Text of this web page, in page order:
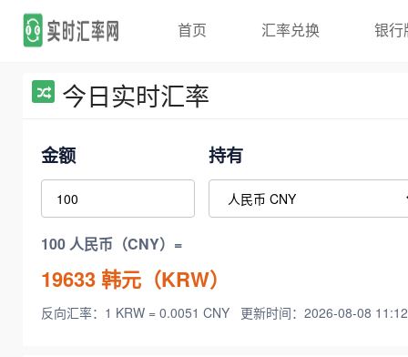
首页 汇率兑换 银行
今日实时汇率
金额 持有
100 人民币（CNY）=
19633韩元（KRW）
反向汇率：1 KRW = 0.0051 CNY 更新时间：2026-08-08